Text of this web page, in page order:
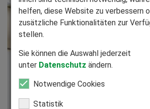
helfen, diese Website zu verbessern
zusätzliche Funktionalitäten zur
stellen.
Sie können die Auswahl jederzeit
unter Datenschutz ändern.
Notwendige Cookies
Statistik